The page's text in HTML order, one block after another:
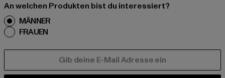
An welchen Produkten bist du interessiert?
MÄNNER
FRAUEN